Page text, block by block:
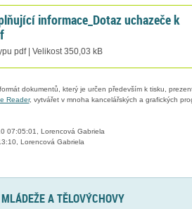
informace_Dotaz uchazeče k
pdf | Velikost 350,03 kB
dokumentů, který je určen především k tisku,
Reader, vytvářet v mnoha kancelářských a grafických
07:05:01, Lorencová Gabriela
Lorencová Gabriela
A TĚLOVÝCHOVY